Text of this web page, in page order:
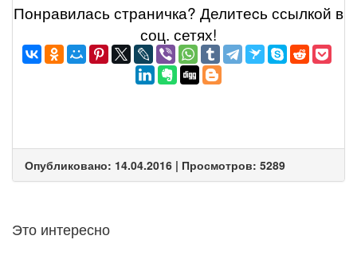
Понравилась страничка? Делитеcь ссылкой в
соц. сетях!
Опубликовано: 14.04.2016 | Просмотров: 5289
Это интересно